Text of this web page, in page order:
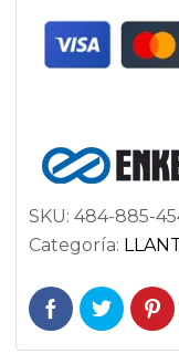
ET45
66.5
SKU: 484-885-
Categoría: